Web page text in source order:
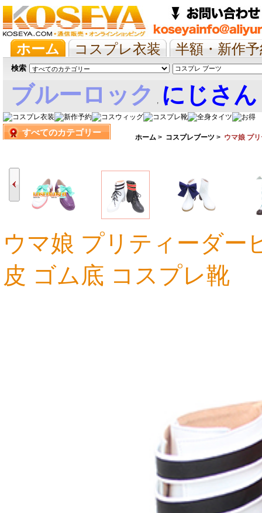
ホーム コスプレ衣装
半額・新作
抱き枕/布団/シーツ
ツイステ ウマ
検索
ブルーロック , にじさ
娘すべてのカテゴリー ホーム > コスプレブーツ > ウマ娘 プ
9,990円 9,990円 9,990円
ウマ娘 プリティーダ
皮 ゴム底 コスプレ靴